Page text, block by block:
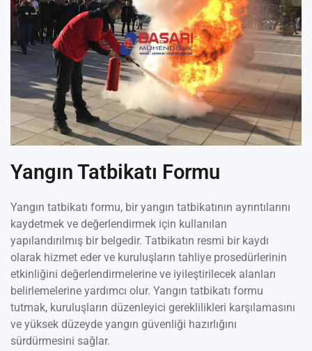
Yangın Tatbikatı Formu
Yangın tatbikatı formu, bir yangın tatbikatının ayrıntılarını
kaydetmek ve değerlendirmek için kullanılan
yapılandırılmış bir belgedir. Tatbikatın resmi bir kaydı
olarak hizmet eder ve kuruluşların tahliye prosedürlerinin
etkinliğini değerlendirmelerine ve iyileştirilecek alanları
belirlemelerine yardımcı olur. Yangın tatbikatı formu
tutmak, kuruluşların düzenleyici gereklilikleri karşılamasını
ve yüksek düzeyde yangın güvenliği hazırlığını
sürdürmesini sağlar.